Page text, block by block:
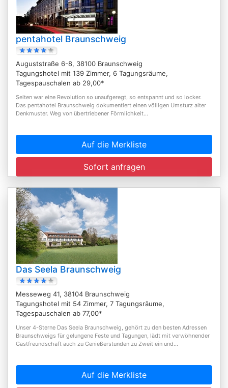
pentahotel Braunschweig
Auguststraße 6-8, 38100 Braunschweig
Tagungshotel mit 139 Zimmer, 6 Tagungsräume,
Tagespauschalen ab 29,00*
Selten war eine Revolution so unaufgeregt, so entspannt und so locker.
Das pentahotel Braunschweig dokumentiert einen völligen Umsturz alter
Denkmuster. Weg von übertriebener Förmlichkeit...
Auf die Merkliste
Sofort anfragen
Das Seela Braunschweig
Messeweg 41, 38104 Braunschweig
Tagungshotel mit 54 Zimmer, 7 Tagungsräume,
Tagespauschalen ab 77,00*
Unser 4-Sterne Das Seela Braunschweig, gehört zu den besten Adressen
Braunschweigs für gelungene Feste und Tagungen, lädt mit verwöhnender
Gastfreundschaft auch zu Genießerstunden zu Zweit ein und...
Auf die Merkliste